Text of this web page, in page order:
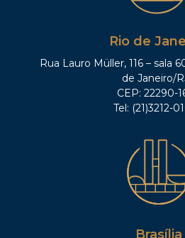
Rio de
Rua Lauro Müller, 116 – sala
de Janeiro/
CEP: 22290-
Tel: (21)3212-
Brasília